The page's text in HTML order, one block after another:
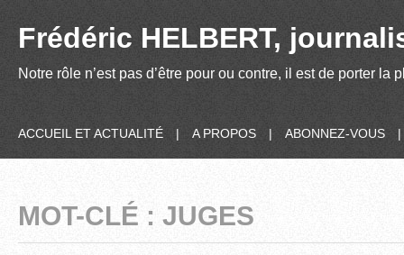
Frédéric HELBERT,
Notre rôle n’est pas d’être pour ou contre, il est de porter
ACCUEIL ET ACTUALITÉ | A PROPOS | ABONNEZ-VOUS |
MOT-CLÉ : JUGES